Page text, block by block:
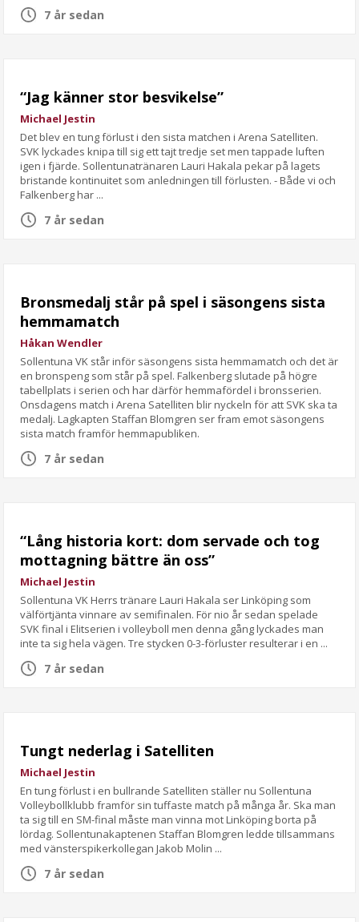
7 år sedan
“Jag känner stor besvikelse”
Michael Jestin
Det blev en tung förlust i den sista matchen i Arena Satelliten.
SVK lyckades knipa till sig ett tajt tredje set men tappade luften
igen i fjärde. Sollentunatränaren Lauri Hakala pekar på lagets
bristande kontinuitet som anledningen till förlusten. - Både vi och
Falkenberg har ...
7 år sedan
Bronsmedalj står på spel i säsongens sista
hemmamatch
Håkan Wendler
Sollentuna VK står inför säsongens sista hemmamatch och det är
en bronspeng som står på spel. Falkenberg slutade på högre
tabellplats i serien och har därför hemmafördel i bronsserien.
Onsdagens match i Arena Satelliten blir nyckeln för att SVK ska ta
medalj. Lagkapten Staffan Blomgren ser fram emot säsongens
sista match framför hemmapubliken.
7 år sedan
“Lång historia kort: dom servade och tog
mottagning bättre än oss”
Michael Jestin
Sollentuna VK Herrs tränare Lauri Hakala ser Linköping som
välförtjänta vinnare av semifinalen. För nio år sedan spelade
SVK final i Elitserien i volleyboll men denna gång lyckades man
inte ta sig hela vägen. Tre stycken 0-3-förluster resulterar i en ...
7 år sedan
Tungt nederlag i Satelliten
Michael Jestin
En tung förlust i en bullrande Satelliten ställer nu Sollentuna
Volleybollklubb framför sin tuffaste match på många år. Ska man
ta sig till en SM-final måste man vinna mot Linköping borta på
lördag. Sollentunakaptenen Staffan Blomgren ledde tillsammans
med vänsterspikerkollegan Jakob Molin ...
7 år sedan